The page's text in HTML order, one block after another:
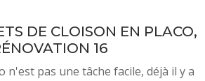
DE CLOISON EN PLACO,
16
n'est pas une tâche facile, déjà il y a